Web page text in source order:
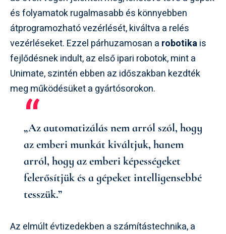
és folyamatok rugalmasabb és könnyebben
átprogramozható vezérlését, kiváltva a relés
vezérléseket. Ezzel párhuzamosan a robotikais
fejlődésnek indult, az első ipari robotok, mint a
Unimate, szintén ebben az időszakban kezdték
meg működésüket a gyártósorokon.
„Az automatizálás nem arról szól, hogy
az emberi munkát kiváltjuk, hanem
arról, hogy az emberi képességeket
felerősítjük és a gépeket intelligensebbé
tesszük.”
Az elmúlt évtizedekben a számítástechnika, a